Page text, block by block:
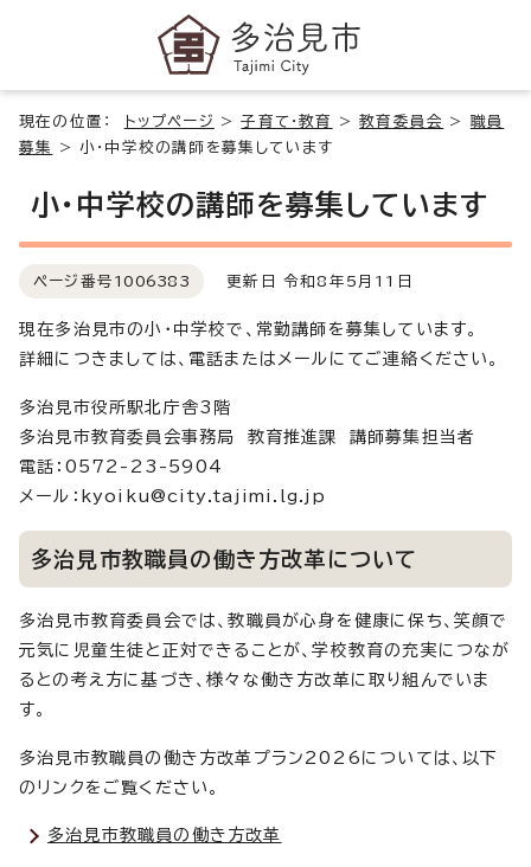
現在の位置： トップページ >子育て・教育 >教育委員会 > 職員
募集
>小・中学校の講師を募集しています
小・中学校の講師を募集しています
ページ番号 1006383 更新日 令和8年5月11日
現在多治見市の小・中学校で、常勤講師を募集しています。
詳細につきましては、電話またはメールにてご連絡ください。
多治見市役所駅北庁舎3階
多治見市教育委員会事務局 教育推進課 講師募集担当者
電話：0572-23-5904
メール：kyoiku@city.tajimi.lg.jp
多治見市教職員の働き方改革について
多治見市教育委員会では、教職員が心身を健康に保ち、笑顔で
元気に児童生徒と正対できることが、学校教育の充実につなが
るとの考え方に基づき、様々な働き方改革に取り組んでいま
す。
多治見市教職員の働き方改革プラン2026については、以下
のリンクをご覧ください。
多治見市教職員の働き方改革